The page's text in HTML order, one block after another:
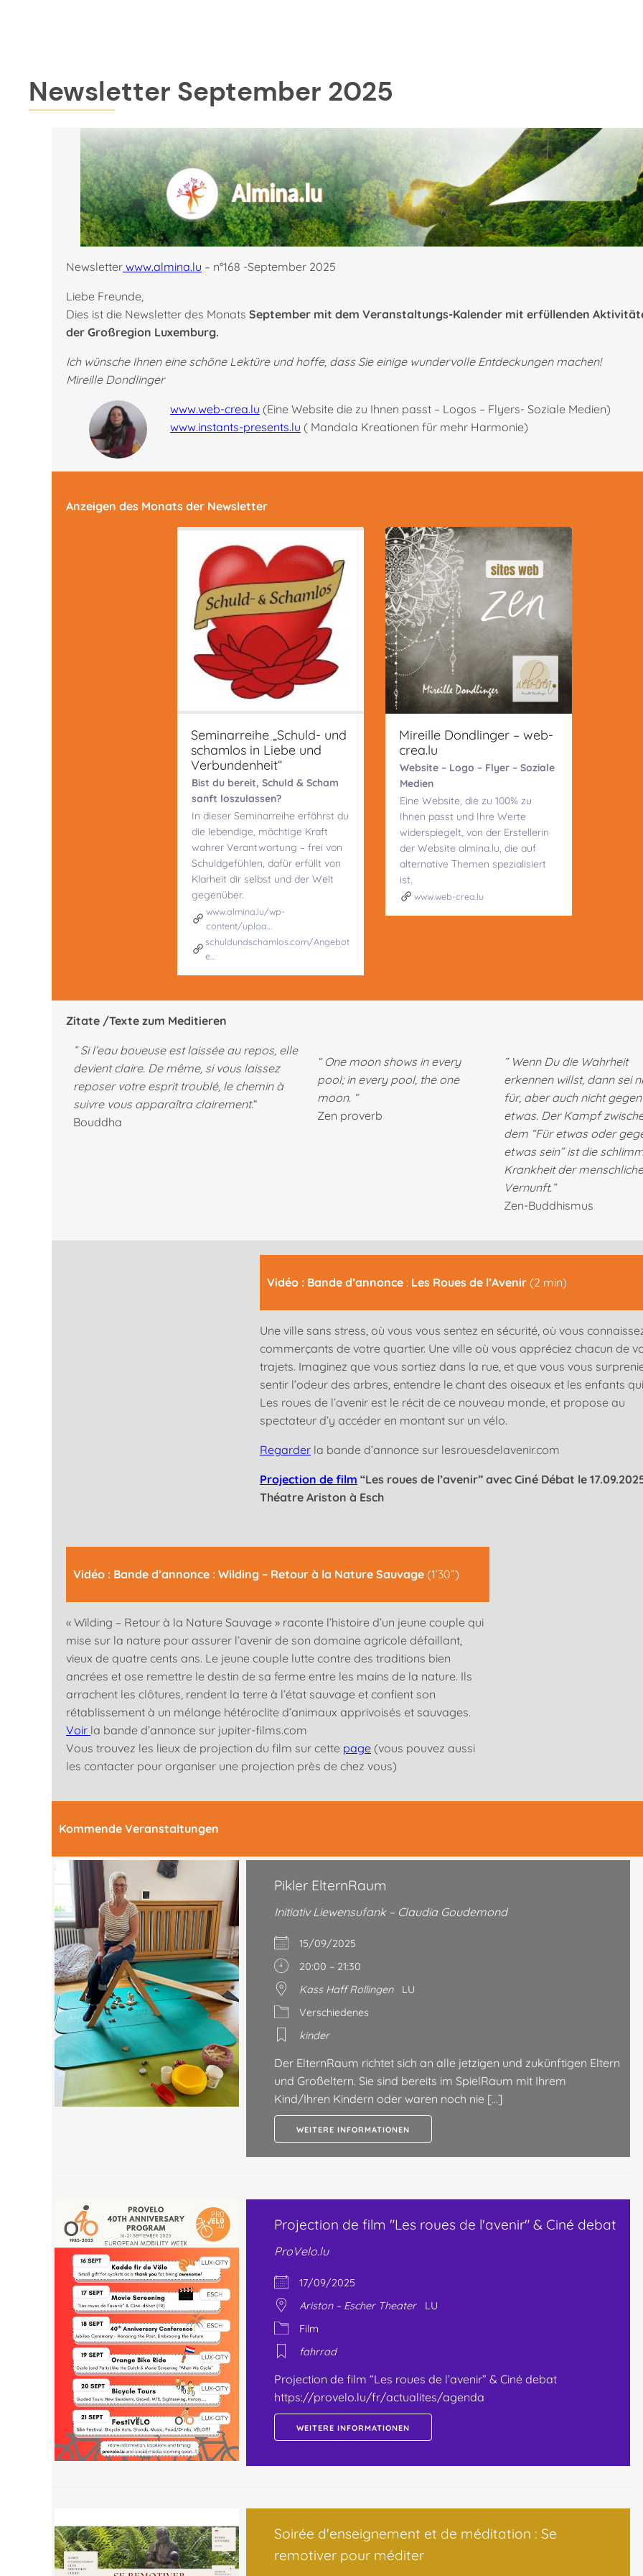
Newsletter September 2025
Newsletter www.almina.lu – n°168 -September 2025
Liebe Freunde,
Dies ist die Newsletter des Monats September mit dem Veranstaltungs-Kalender mit erfüllenden
der Großregion Luxemburg.
Ich wünsche Ihnen eine schöne Lektüre und hoffe, dass Sie einige wundervolle Entdeckungen machen!
Mireille Dondlinger
www.web-crea.lu (Eine Website die zu Ihnen passt – Logos – Flyers- Soziale Medien)
www.instants-presents.lu ( Mandala Kreationen für mehr Harmonie)
Anzeigen des Monats der Newsletter
Seminarreihe „Schuld- und
schamlos in Liebe und
Verbundenheit“
Bist du bereit, Schuld & Scham
sanft loszulassen?
In dieser Seminarreihe erfährst du
die lebendige, mächtige Kraft
wahrer Verantwortung – frei von
Schuldgefühlen, dafür erfüllt von
Klarheit dir selbst und der Welt
gegenüber.
www.almina.lu/wp-
content/uploa…
schuldundschamlos.com/Angebot
e…
Mireille Dondlinger – web-
crea.lu
Website – Logo – Flyer – Soziale
Medien
Eine Website, die zu 100% zu
Ihnen passt und Ihre Werte
widerspiegelt, von der Erstellerin
der Website almina.lu, die auf
alternative Themen spezialisiert
ist.
www.web-crea.lu
Zitate /Texte zum Meditieren
” Si l’eau boueuse est laissée au repos, elle
devient claire. De même, si vous laissez
reposer votre esprit troublé, le chemin à
suivre vous apparaîtra clairement.“
Bouddha
“ One moon shows in every
pool; in every pool, the one
moon. “
Zen proverb
” Wenn Du die Wahrheit
erkennen willst, dann sei
für, aber auch nicht gegen
etwas. Der Kampf
dem “Für etwas oder
etwas sein” ist die
Krankheit der
Vernunft.”
Zen-Buddhismus
Vidéo : Bande d’annonce : Les Roues de l’Avenir (2 min)
Une ville sans stress, où vous vous sentez en sécurité, où vous
commerçants de votre quartier. Une ville où vous appréciez chacun de
trajets. Imaginez que vous sortiez dans la rue, et que vous vous
sentir l’odeur des arbres, entendre le chant des oiseaux et les enfants
Les roues de l’avenir est le récit de ce nouveau monde, et propose au
spectateur d’y accéder en montant sur un vélo.
Regarder la bande d’annonce sur lesrouesdelavenir.com
Projection de film “Les roues de l’avenir” avec Ciné Débat le
Théatre Ariston à Esch
Vidéo : Bande d’annonce : Wilding – Retour à la Nature Sauvage (1’30”)
« Wilding – Retour à la Nature Sauvage » raconte l’histoire d’un jeune couple qui
mise sur la nature pour assurer l’avenir de son domaine agricole défaillant,
vieux de quatre cents ans. Le jeune couple lutte contre des traditions bien
ancrées et ose remettre le destin de sa ferme entre les mains de la nature. Ils
arrachent les clôtures, rendent la terre à l’état sauvage et confient son
rétablissement à un mélange hétéroclite d’animaux apprivoisés et sauvages.
Voir la bande d’annonce sur jupiter-films.com
Vous trouvez les lieux de projection du film sur cette page (vous pouvez aussi
les contacter pour organiser une projection près de chez vous)
Kommende Veranstaltungen
Pikler ElternRaum
Initiativ Liewensufank – Claudia Goudemond
15/09/2025
20:00 – 21:30
Kass Haff Rollingen
LU
Verschiedenes
kinder
Der ElternRaum richtet sich an alle jetzigen und zukünftigen Eltern
und Großeltern. Sie sind bereits im SpielRaum mit Ihrem
Kind/Ihren Kindern oder waren noch nie […]
WEITERE INFORMATIONEN
Projection de film "Les roues de l'avenir" & Ciné debat
ProVelo.lu
17/09/2025
Ariston – Escher Theater
LU
Film
fahrrad
Projection de film “Les roues de l’avenir” & Ciné debat
https://provelo.lu/fr/actualites/agenda
WEITERE INFORMATIONEN
Soirée d'enseignement et de méditation : Se
remotiver pour méditer